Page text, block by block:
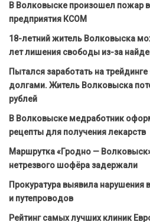
В Волковыске произошел пожар
предприятия КСОМ
18-летний житель Волковыска
лет лишения свободы из-за
Пытался заработать на
долгами. Житель Волковыска
рублей
В Волковыске медработник
рецепты для получения лекарств
Маршрутка «Гродно —
нетрезвого шофёра задержали
Прокуратура выявила
и путепроводов
Рейтинг самых лучших клиник